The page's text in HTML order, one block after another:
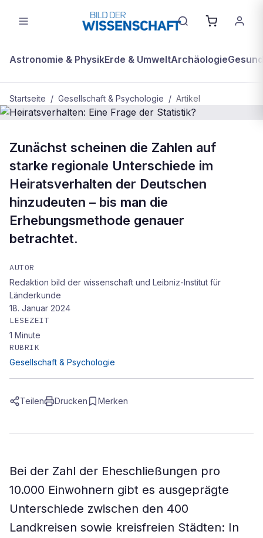
Astronomie & PhysikErde & UmweltArchäologie
Startseite / Gesellschaft & Psychologie / Artikel
Heiratsverhalten: Eine Frage der
Statistik?
Zunächst scheinen die Zahlen auf
starke regionale Unterschiede im
Heiratsverhalten der Deutschen
hinzudeuten – bis man die
Erhebungsmethode genauer
betrachtet.
AUTOR
Redaktion bild der wissenschaft und Leibniz-Institut für
Länderkunde
18. Januar 2024
LESEZEIT
1 Minute
RUBRIK
Gesellschaft & Psychologie
Teilen Drucken Merken
Bei der Zahl der Eheschließungen pro
10.000 Einwohnern gibt es ausgeprägte
Unterschiede zwischen den 400
Landkreisen sowie kreisfreien Städten: In